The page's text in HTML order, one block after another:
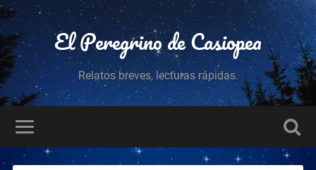
El Peregrino de Casiopea
Relatos breves, lecturas rápidas.